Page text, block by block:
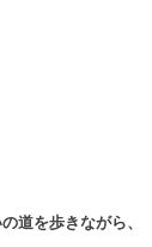
道を歩きながら、